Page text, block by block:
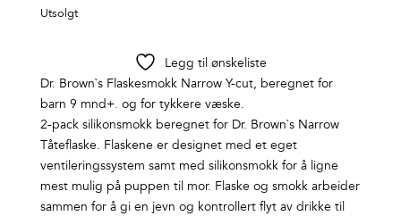
Utsolgt
Legg til ønskeliste
Dr. Brown`s Flaskesmokk Narrow Y-cut, beregnet for
barn 9 mnd+. og for tykkere væske.
2-pack silikonsmokk beregnet for Dr. Brown`s Narrow
Tåteflaske. Flaskene er designet med et eget
ventileringssystem samt med silikonsmokk for å ligne
mest mulig på puppen til mor. Flaske og smokk arbeider
sammen for å gi en jevn og kontrollert flyt av drikke til